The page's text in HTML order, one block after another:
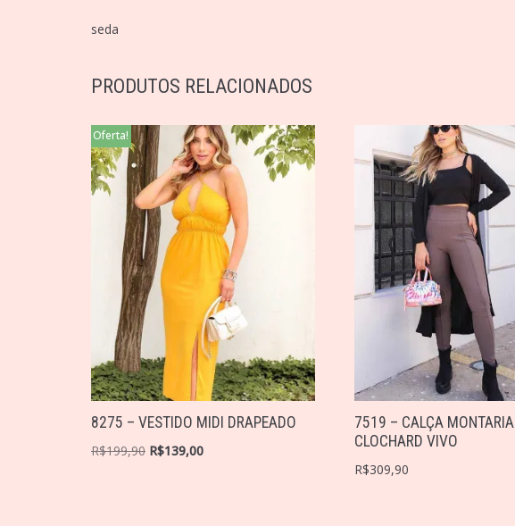
seda
PRODUTOS RELACIONADOS
Oferta!
8275 – VESTIDO MIDI DRAPEADO
R$199,90 R$139,00
7519 – CALÇA MONTARIA
CLOCHARD VIVO
R$309,90